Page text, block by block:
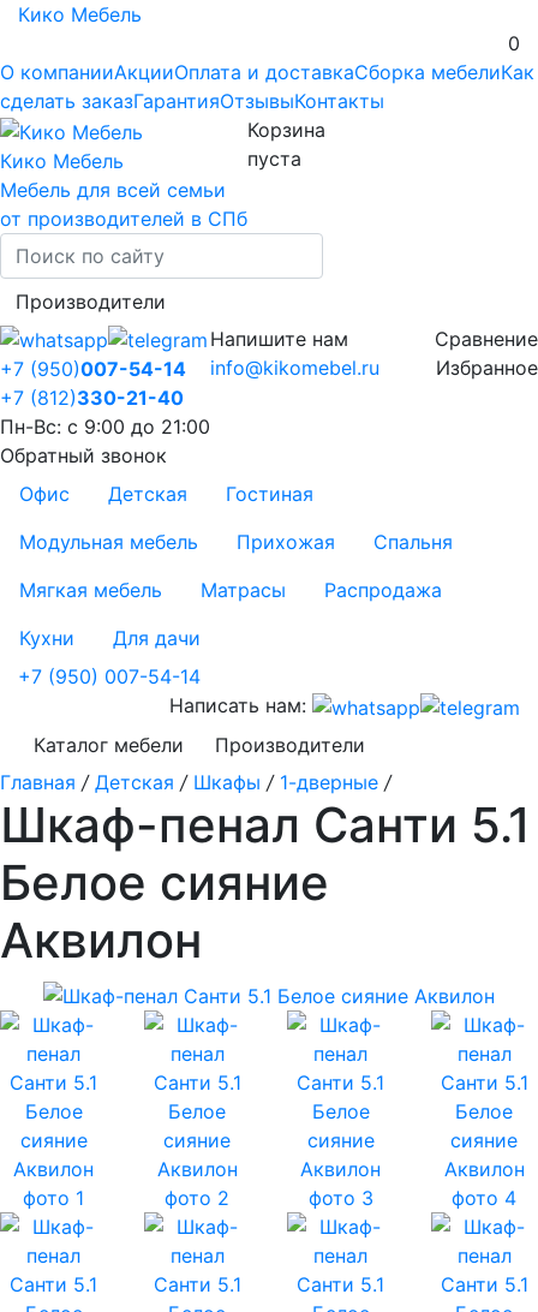
Кико Мебель
0
О компанииАкцииОплата и доставкаСборка мебелиКак
сделать заказГарантияОтзывыКонтакты
Кико Мебель
Мебель для всей семьи
от производителей в СПб
Производители
+7 (950)007-54-14
+7 (812)330-21-40
Пн-Вс: с 9:00 до 21:00
Обратный звонок
Напишите нам
info@kikomebel.ru
Сравнение
Избранное
Корзина
пуста
Офис Детская
Гостиная
Модульная мебель
Прихожая
Спальня
Мягкая мебель
Матрасы
Распродажа
Кухни
Для дачи
+7 (950) 007-54-14
Написать нам:
Каталог мебели
Производители
Главная / Детская / Шкафы / 1-дверные /
Шкаф-пенал Санти 5.1
Белое сияние
Аквилон